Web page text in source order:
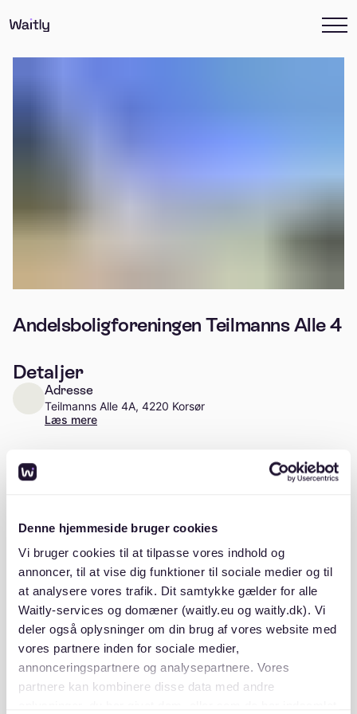
Denne hjemmeside bruger cookies
Vi bruger cookies til at tilpasse vores indhold og
annoncer, til at vise dig funktioner til sociale medier og til
at analysere vores trafik. Dit samtykke gælder for alle
Waitly-services og domæner (waitly.eu og waitly.dk). Vi
deler også oplysninger om din brug af vores website med
vores partnere inden for sociale medier,
annonceringspartnere og analysepartnere. Vores
partnere kan kombinere disse data med andre
Andelsboligforeningen Teilmanns Alle 4
Detaljer
Adresse
Teilmanns Alle 4A, 4220 Korsør
Læs mere
1989
Beskrivelse